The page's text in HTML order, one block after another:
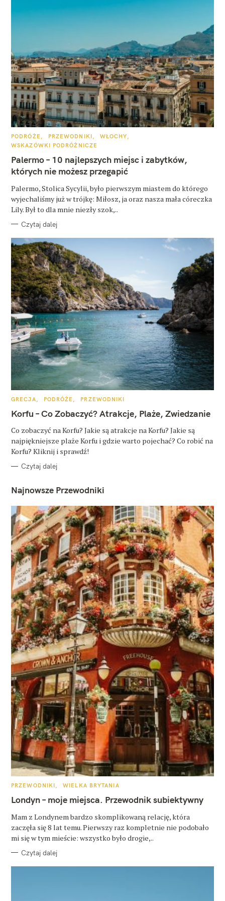
K
T
G
R
PODRÓŻE PRZEWODNIKI
WŁOCHY
WSKAZÓWKI PODRÓŻNICZE
Palermo – 10 najlepszych miejsc i zabytków,
których nie możesz przegapić
Palermo, Stolica Sycylii, było pierwszym miastem do którego
wyjechaliśmy już w trójkę: Miłosz, ja oraz nasza mała córeczka
Lily. Był to dla mnie niezły szok,..
Czytaj dalej
K
T
E
O
R
I
GRECJA PODRÓŻE PRZEWODNIKI
Korfu – Co Zobaczyć? Atrakcje, Plaże, Zwiedzanie
Co zobaczyć na Korfu? Jakie są atrakcje na Korfu? Jakie są
najpiękniejsze plaże Korfu i gdzie warto pojechać? Co robić na
Korfu? Kliknij i sprawdź!
Czytaj dalej
Najnowsze Przewodniki
K
T
E
O
R
I
PRZEWODNIKI WIELKA BRYTANIA
Londyn – moje miejsca. Przewodnik subiektywny
Mam z Londynem bardzo skomplikowaną relację, która
zaczęła się 8 lat temu. Pierwszy raz kompletnie nie podobało
mi się w tym mieście: wszystko było drogie,..
Czytaj dalej